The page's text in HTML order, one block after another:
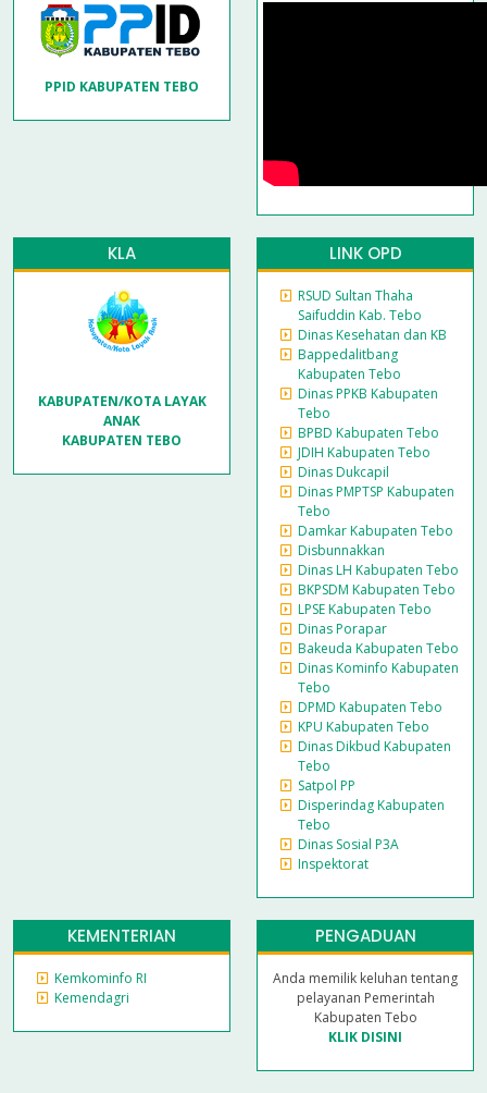
PPID KABUPATEN TEBO
KLA
KABUPATEN/KOTA LAYAK
ANAK
KABUPATEN TEBO
LINK OPD
RSUD Sultan Thaha
Saifuddin Kab. Tebo
Dinas Kesehatan dan KB
Bappedalitbang
Kabupaten Tebo
Dinas PPKB Kabupaten
Tebo
BPBD Kabupaten Tebo
JDIH Kabupaten Tebo
Dinas Dukcapil
Dinas PMPTSP Kabupaten
Tebo
Damkar Kabupaten Tebo
Disbunnakkan
Dinas LH Kabupaten Tebo
BKPSDM Kabupaten Tebo
LPSE Kabupaten Tebo
Dinas Porapar
Bakeuda Kabupaten Tebo
Dinas Kominfo Kabupaten
Tebo
DPMD Kabupaten Tebo
KPU Kabupaten Tebo
Dinas Dikbud Kabupaten
Tebo
Satpol PP
Disperindag Kabupaten
Tebo
Dinas Sosial P3A
Inspektorat
KEMENTERIAN
Kemkominfo RI
Kemendagri
PENGADUAN
Anda memilik keluhan tentang
pelayanan Pemerintah
Kabupaten Tebo
KLIK DISINI